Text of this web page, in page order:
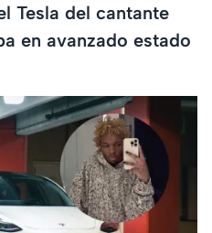
Tesla del cantante
en avanzado estado